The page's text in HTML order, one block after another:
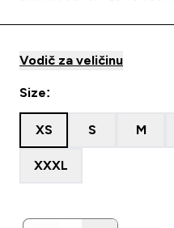
Vodič za veličinu
Size:
XS S M
XXXL